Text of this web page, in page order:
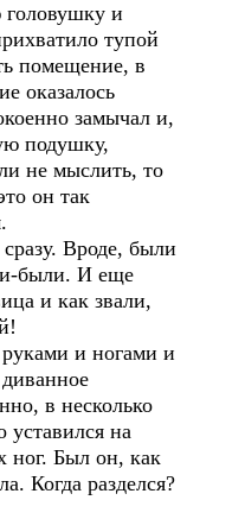
головушку и
тупой
помещение, в
оказалось
замычал и,
подушку,
не мыслить, то
он так
Вроде, были
были. И еще
и как звали,
и ногами и
в несколько
уставился на
ног. Был он, как
Когда разделся?